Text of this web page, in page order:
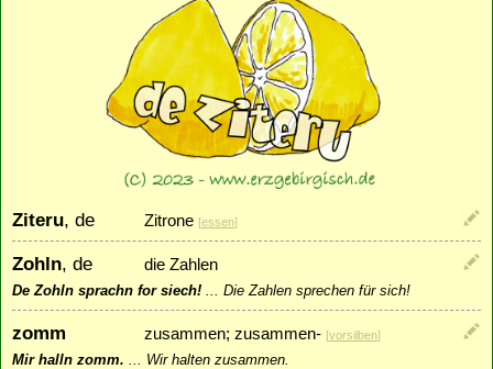
Ziteru, de Zitrone [essen]
Zohln, de die Zahlen
De Zohln sprachn for siech! Die Zahlen sprechen für sich!
zomm zusammen; zusammen- [vorsilben]
Mir halln zomm. Wir halten zusammen.